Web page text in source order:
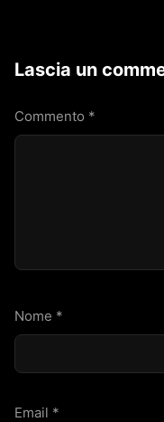
Lascia un
Commento *
Nome *
Email *